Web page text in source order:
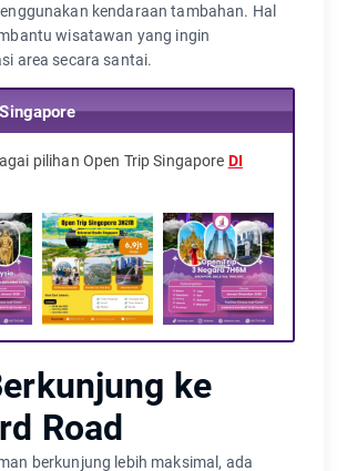
kendaraan tambahan. Hal
wisatawan yang ingin
area secara santai.
pilihan Open Trip Singapore DI
ke
Road
berkunjung lebih maksimal, ada